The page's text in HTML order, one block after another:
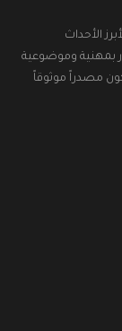
الأحداث
بمهنية وموضوعية
مصدراً موثوقاً